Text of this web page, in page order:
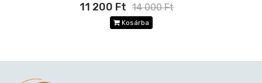
11 200 Ft 14 000 Ft
Kosárba